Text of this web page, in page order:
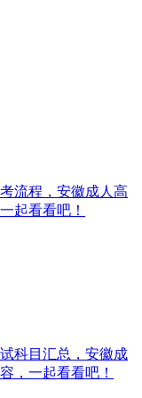
流程，安徽成人高
起看看吧！
科目​汇总，安徽成
，一起看看吧！